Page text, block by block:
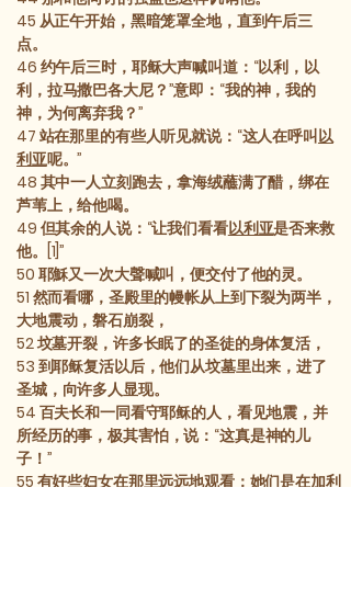
45 从正午开始，黑暗笼罩全地，直到午后三
点。
46 约午后三时，耶稣大声喊叫道：“以利，以
利，拉马撒巴各大尼？”意即：“我的神，我的
神，为何离弃我？”
47 站在那里的有些人听见就说：“这人在呼叫 以
利亚呢。”
48 其中一人立刻跑去，拿海绒蘸满了醋，绑在
芦苇上，给他喝。
49 但其余的人说：“让我们看看以利亚是否来救
他。[1]”
50 耶穌又一次大聲喊叫，便交付了他的灵。
51 然而看哪，圣殿里的幔帐从上到下裂为两半，
大地震动，磐石崩裂，
52坟墓开裂，许多长眠了的圣徒的身体复活，
53 到耶稣复活以后，他们从坟墓里出来，进了
圣城，向许多人显现。
54 百夫长和一同看守耶稣的人，看见地震，并
所经历的事，极其害怕，说：“这真是神的儿
子！”
55 有好些妇女在那里远远地观看；她们是在加利